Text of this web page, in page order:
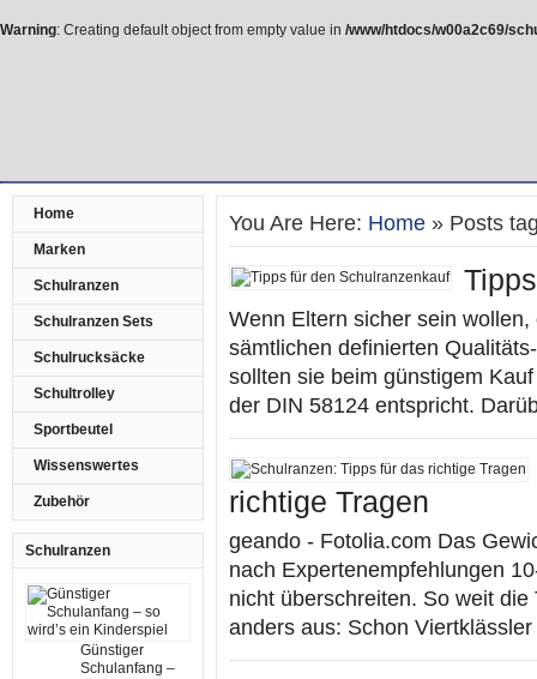
Warning: Creating default object from empty value in /www/htdocs/w00a2c69/
Home
Marken
Schulranzen
Schulranzen Sets
Schulrucksäcke
Schultrolley
Sportbeutel
Wissenswertes
Zubehör
Schulranzen
Günstiger
Schulanfang –
You Are Here: Home » Posts
Wenn Eltern sicher sein
sämtlichen definierten
sollten sie beim günstigem
der DIN 58124 entspricht.
richtige Tragen
geando - Fotolia.com Das
nach Expertenempfehlungen
nicht überschreiten. So weit
anders aus: Schon